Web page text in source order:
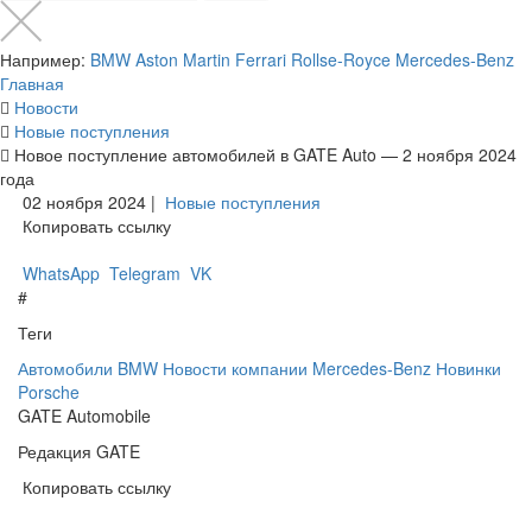
Например: BMW Aston Martin Ferrari Rollse-Royce Mercedes-Benz
Главная
Новости
Новые поступления
Новое поступление автомобилей в GATE Auto — 2 ноября 2024
года
02 ноября 2024 | Новые поступления
Копировать ссылку
WhatsApp Telegram VK
#
Теги
Автомобили BMW Новости компании Mercedes-Benz Новинки
Porsche
GATE Automobile
Редакция GATE
Копировать ссылку